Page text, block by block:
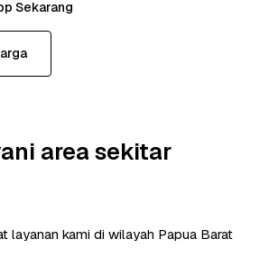
Sekarang
area sekitar
layanan kami di wilayah Papua Barat